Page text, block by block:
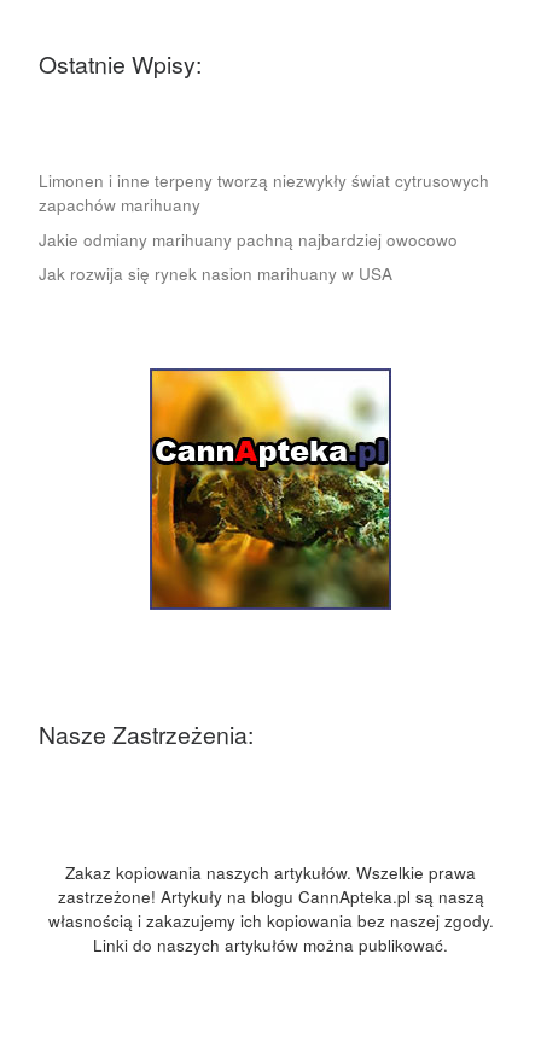
Ostatnie Wpisy:
Limonen i inne terpeny tworzą niezwykły świat cytrusowych
zapachów marihuany
Jakie odmiany marihuany pachną najbardziej owocowo
Jak rozwija się rynek nasion marihuany w USA
Nasze Zastrzeżenia:
Zakaz kopiowania naszych artykułów. Wszelkie prawa
zastrzeżone! Artykuły na blogu CannApteka.pl są naszą
własnością i zakazujemy ich kopiowania bez naszej zgody.
Linki do naszych artykułów można publikować.